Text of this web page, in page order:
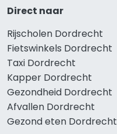
Direct naar
Rijscholen Dordrecht
Fietswinkels Dordrecht
Taxi Dordrecht
Kapper Dordrecht
Gezondheid Dordrecht
Afvallen Dordrecht
Gezond eten Dordrecht